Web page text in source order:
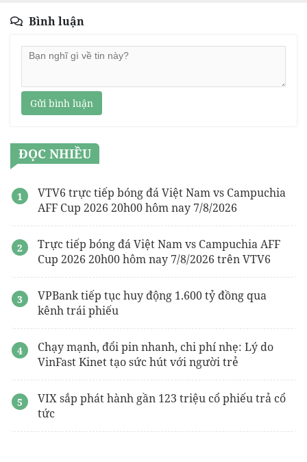
Bình luận
Gửi bình luận
ĐỌC NHIỀU
VTV6 trực tiếp bóng đá Việt Nam vs Campuchia
AFF Cup 2026 20h00 hôm nay 7/8/2026
Trực tiếp bóng đá Việt Nam vs Campuchia AFF
Cup 2026 20h00 hôm nay 7/8/2026 trên VTV6
VPBank tiếp tục huy động 1.600 tỷ đồng qua
kênh trái phiếu
Chạy mạnh, đổi pin nhanh, chi phí nhẹ: Lý do
VinFast Kinet tạo sức hút với người trẻ
VIX sắp phát hành gần 123 triệu cổ phiếu trả cổ
tức